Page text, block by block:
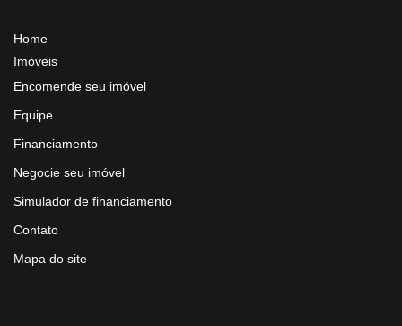
Home
Imóveis
Encomende seu imóvel
Equipe
Financiamento
Negocie seu imóvel
Simulador de financiamento
Contato
Mapa do site